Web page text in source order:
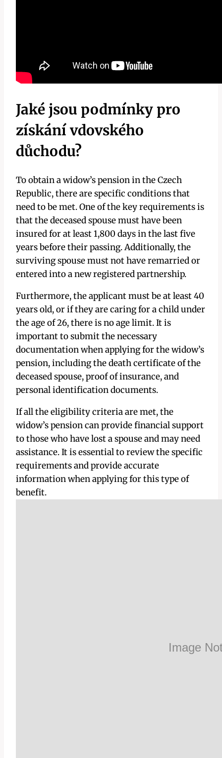
Jaké jsou podmínky pro
získání vdovského
důchodu?
To obtain a widow’s pension in the Czech
Republic, there are specific conditions that
need to be met. One of the key requirements is
that the deceased spouse must have been
insured for at least 1,800 days in the last five
years before their passing. Additionally, the
surviving spouse must not have remarried or
entered into a new registered partnership.
Furthermore, the applicant must be at least 40
years old, or if they are caring for a child under
the age of 26, there is no age limit. It is
important to submit the necessary
documentation when applying for the widow’s
pension, including the death certificate of the
deceased spouse, proof of insurance, and
personal identification documents.
If all the eligibility criteria are met, the
widow’s pension can provide financial support
to those who have lost a spouse and may need
assistance. It is essential to review the specific
requirements and provide accurate
information when applying for this type of
benefit.